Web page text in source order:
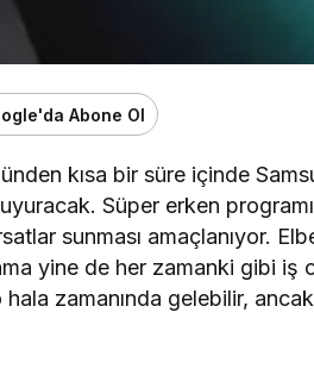
Abone Ol
kısa bir süre içinde
Süper erken
sunması amaçlanıyor.
yine de her zamanki gibi iş
hala zamanında gelebilir,